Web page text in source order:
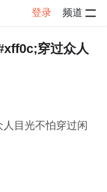
登录 频道
子详情
穿过众人
目光不怕穿过闲